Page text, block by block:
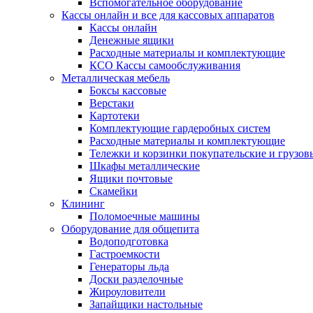
Вспомогательное оборудование
Кассы онлайн и все для кассовых аппаратов
Кассы онлайн
Денежные ящики
Расходные материалы и комплектующие
КСО Кассы самообслуживания
Металлическая мебель
Боксы кассовые
Верстаки
Картотеки
Комплектующие гардеробных систем
Расходные материалы и комплектующие
Тележки и корзинки покупательские и
Шкафы металлические
Ящики почтовые
Скамейки
Клининг
Поломоечные машины
Оборудование для общепита
Водоподготовка
Гастроемкости
Генераторы льда
Доски разделочные
Жироуловители
Запайщики настольные